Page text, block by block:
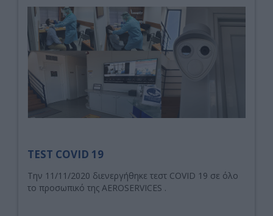
TEST COVID 19
Την 11/11/2020 διενεργήθηκε τεστ COVID 19 σε όλο
το προσωπικό της AEROSERVICES .